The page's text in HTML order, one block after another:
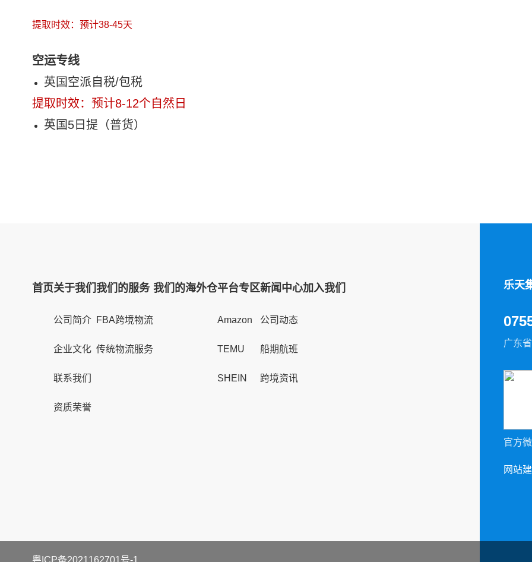
提取时效：预计38-45天
空运专线
英国空派自税/包税
提取时效：预计8-12个自然日
英国5日提（普货）
首页关于我们
公司简介
企业文化
联系我们
资质荣誉
我们的服务
FBA跨境物流
传统物流服务
我们的海外仓平台专区
Amazon
TEMU
SHEIN
新闻中心
公司动态
船期航班
跨境资讯
加入我们 乐天
广东
官方
网站
粤ICP备2021162701号-1